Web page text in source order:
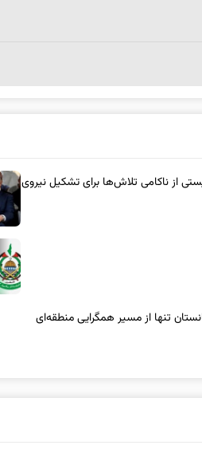
از ناکامی تلاش‌ها برای تشکیل نیروی
تنها از مسیر همگرایی منطقه‌ای